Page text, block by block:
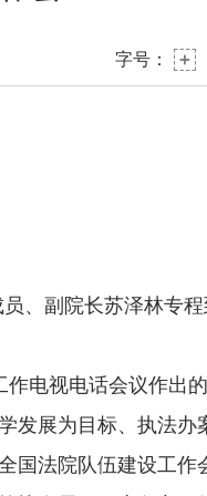
字号：
副院长苏泽林专程
电视电话会议作出
发展为目标、执法办
法院队伍建设工作